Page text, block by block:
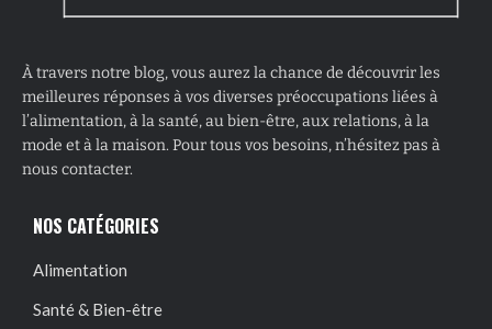
À travers notre blog, vous aurez la chance de découvrir les
meilleures réponses à vos diverses préoccupations liées à
l’alimentation, à la santé, au bien-être, aux relations, à la
mode et à la maison. Pour tous vos besoins, n’hésitez pas à
nous contacter.
NOS CATÉGORIES
Alimentation
Santé & Bien-être